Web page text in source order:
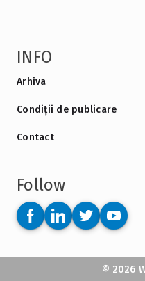
INFO
Arhiva
Condiții de publicare
Contact
Follow
© 2026